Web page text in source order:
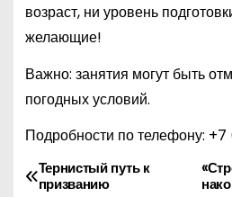
возраст, ни уровень
желающие!
Важно: занятия могут быть
погодных условий.
Подробности по телефону: +7
НТернистый путь к
призванию